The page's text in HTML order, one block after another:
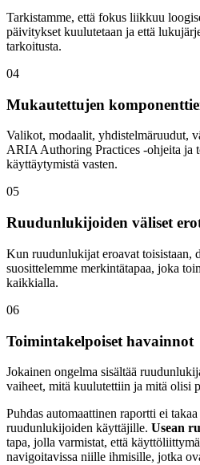
Tarkistamme, että fokus liikkuu
päivitykset kuulutetaan ja että
tarkoitusta.
04
Mukautettujen
Valikot, modaalit, yhdistelmäruudut,
ARIA Authoring Practices -ohjeita ja
käyttäytymistä vasten.
05
Ruudunlukijoiden väliset
Kun ruudunlukijat eroavat toisistaan,
suosittelemme merkintätapaa, joka
kaikkialla.
06
Toimintakelpoiset havainnot
Jokainen ongelma sisältää
vaiheet, mitä kuulutettiin ja mitä olisi
Puhdas automaattinen raportti ei
ruudunlukijoiden käyttäjille. Usean
tapa, jolla varmistat, että
navigoitavissa niille ihmisille, jotka